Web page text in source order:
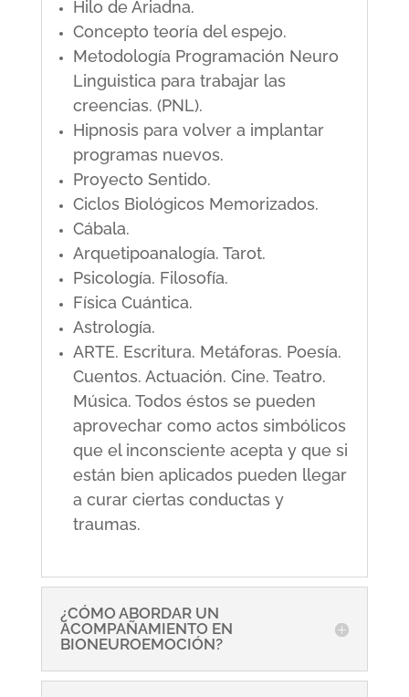
Hilo de Ariadna.
Concepto teoría del espejo.
Metodología Programación Neuro
Linguistica para trabajar las
creencias. (PNL).
Hipnosis para volver a implantar
programas nuevos.
Proyecto Sentido.
Ciclos Biológicos Memorizados.
Cábala.
Arquetipoanalogía. Tarot.
Psicología. Filosofía.
Física Cuántica.
Astrología.
ARTE. Escritura. Metáforas. Poesía.
Cuentos. Actuación. Cine. Teatro.
Música. Todos éstos se pueden
aprovechar como actos simbólicos
que el inconsciente acepta y que si
están bien aplicados pueden llegar
a curar ciertas conductas y
traumas.
¿CÓMO ABORDAR UN
ACOMPAÑAMIENTO EN
BIONEUROEMOCIÓN?